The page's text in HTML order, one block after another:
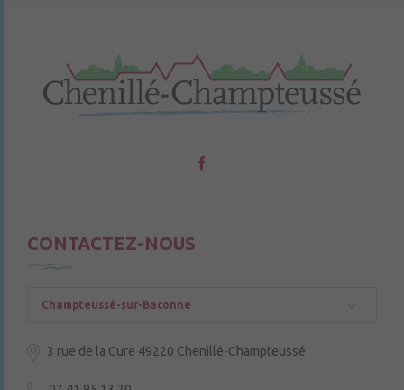
CONTACTEZ-NOUS
Champteussé-sur-Baconne
3 rue de la Cure 49220 Chenillé-Champteussé